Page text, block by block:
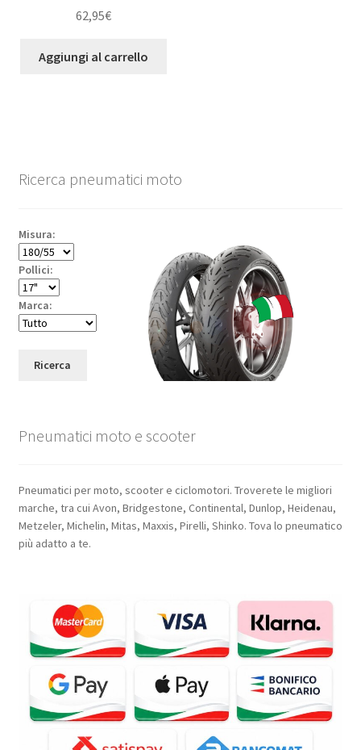
62,95€
Aggiungi al carrello
Ricerca pneumatici moto
Misura:
Pollici:
Marca:
Ricerca
Pneumatici moto e scooter
Pneumatici per moto, scooter e ciclomotori. Troverete le migliori
marche, tra cui Avon, Bridgestone, Continental, Dunlop, Heidenau,
Metzeler, Michelin, Mitas, Maxxis, Pirelli, Shinko. Tova lo pneumatico
più adatto a te.